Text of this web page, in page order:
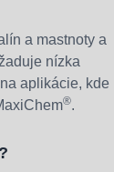
a mastnoty a
nízka
aplikácie, kde
®.
?